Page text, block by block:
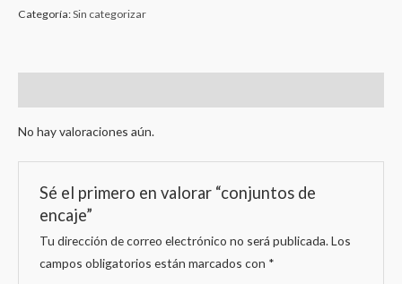
Categoría:Sin categorizar
No hay valoraciones aún.
Sé el primero en valorar “conjuntos de
encaje”
Tu dirección de correo electrónico no será publicada. Los
campos obligatorios están marcados con *